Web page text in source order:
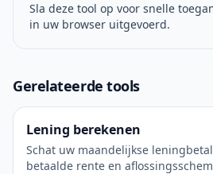
Sla deze tool op voor snelle
in uw browser uitgevoerd.
Gerelateerde tools
Lening berekenen
Schat uw maandelijkse
betaalde rente en